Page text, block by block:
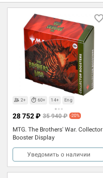
2+ 60+ 14+ Eng
MTG. The Brothers' War. Collector
Booster Display
28 752 ₽ 35 940 ₽ -20%
Уведомить о наличии